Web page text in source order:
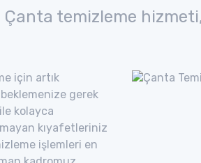
temizleme
için artık
gerek
kolayca
kıyafetleriniz
işlemleri en